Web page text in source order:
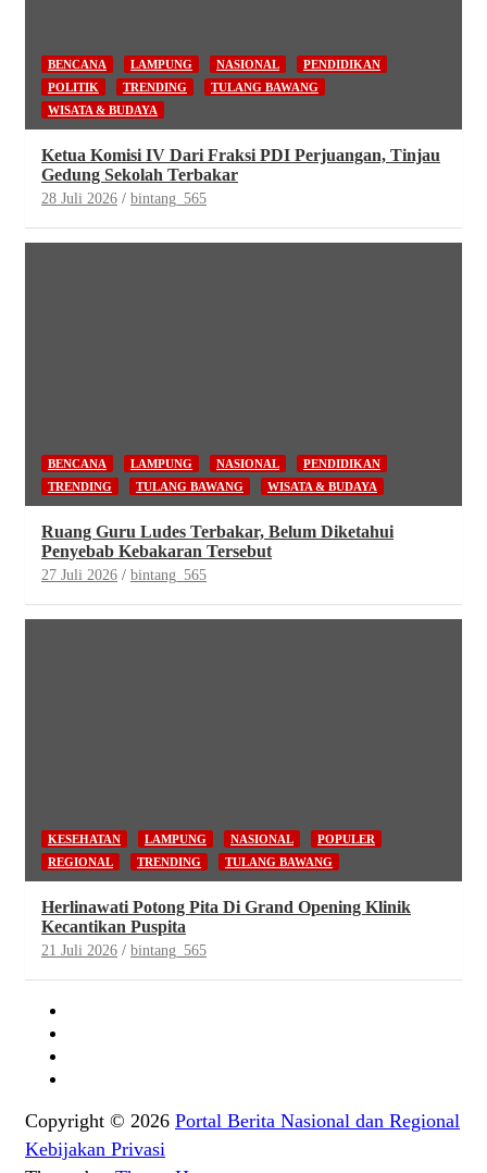
BENCANA LAMPUNG NASIONAL
PENDIDIKAN
POLITIK
TRENDING
TULANG BAWANG
WISATA & BUDAYA
Ketua Komisi IV Dari Fraksi PDI Perjuangan, Tinjau
Gedung Sekolah Terbakar
28 Juli 2026 bintang_565
BENCANA LAMPUNG NASIONAL
PENDIDIKAN
TRENDING
TULANG BAWANG WISATA & BUDAYA
Ruang Guru Ludes Terbakar, Belum Diketahui
Penyebab Kebakaran Tersebut
27 Juli 2026 bintang_565
KESEHATAN LAMPUNG NASIONAL
POPULER
REGIONAL
TRENDING TULANG BAWANG
Herlinawati Potong Pita Di Grand Opening Klinik
Kecantikan Puspita
21 Juli 2026 bintang_565
Copyright © 2026 Portal Berita Nasional dan Regional
Kebijakan Privasi